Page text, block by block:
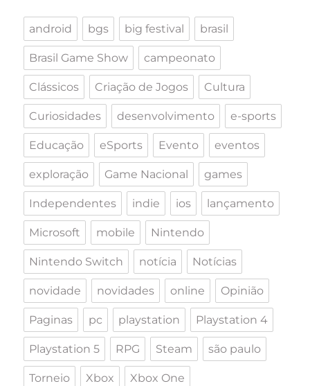
android bgs big festival brasil
Brasil Game Show campeonato
Clássicos Criação de Jogos Cultura
Curiosidades desenvolvimento e-sports
Educação eSports Evento eventos
exploração Game Nacional games
Independentes indie ios lançamento
Microsoft mobile Nintendo
Nintendo Switch notícia Notícias
novidade novidades online Opinião
Paginas pc playstation Playstation 4
Playstation 5 RPG Steam são paulo
Torneio Xbox Xbox One